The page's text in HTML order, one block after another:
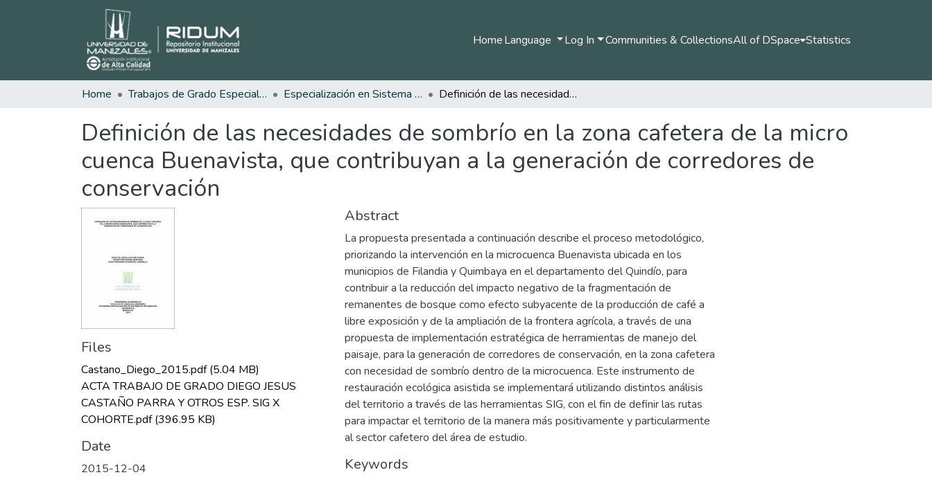
HomeLanguage Log In Communities & CollectionsAll of DSpace Statistics
Home Trabajos de Grado Especializaciones Especialización en Sistema de Información Geográfica Definición de las necesidades de sombrío en la zona cafetera de la micro cuenca Buenavista, que contribuyan a la generación de corredores de conservación
Definición de las necesidades de sombrío en la zona cafetera de la micro
cuenca Buenavista, que contribuyan a la generación de corredores de
conservación
Files
Castano_Diego_2015.pdf(5.04 MB)
ACTA TRABAJO DE GRADO DIEGO JESUS
CASTAÑO PARRA Y OTROS ESP. SIG X
COHORTE.pdf(396.95 KB)
Date
2015-12-04
Abstract
La propuesta presentada a continuación describe el proceso metodológico,
priorizando la intervención en la microcuenca Buenavista ubicada en los
municipios de Filandia y Quimbaya en el departamento del Quindío, para
contribuir a la reducción del impacto negativo de la fragmentación de
remanentes de bosque como efecto subyacente de la producción de café a
libre exposición y de la ampliación de la frontera agrícola, a través de una
propuesta de implementación estratégica de herramientas de manejo del
paisaje, para la generación de corredores de conservación, en la zona cafetera
con necesidad de sombrío dentro de la microcuenca. Este instrumento de
restauración ecológica asistida se implementará utilizando distintos análisis
del territorio a través de las herramientas SIG, con el fin de definir las rutas
para impactar el territorio de la manera más positivamente y particularmente
al sector cafetero del área de estudio.
Keywords